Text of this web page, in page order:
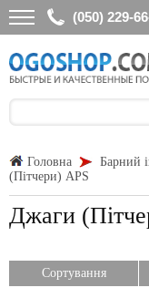
(050) 229-
Головна Барний
(Пітчери) APS
Джаги
Сортування